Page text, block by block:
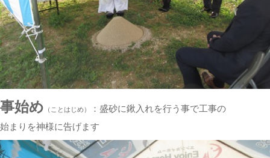
事始め （ことはじめ）
：盛砂に鍬入れを行う事で工事の
始まりを神様に告げます